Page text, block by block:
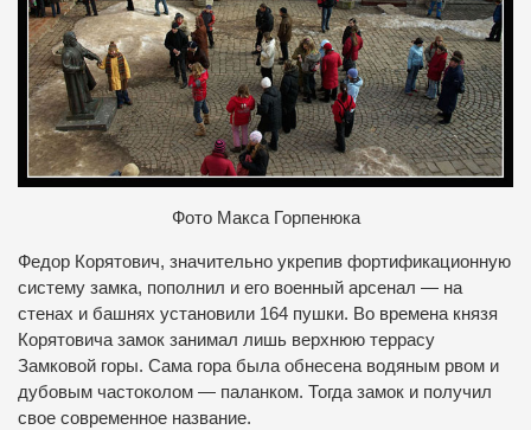
Фото Макса Горпенюка
Федор Корятович, значительно укрепив фортификационную
систему замка, пополнил и его военный арсенал — на
стенах и башнях установили 164 пушки. Во времена князя
Корятовича замок занимал лишь верхнюю террасу
Замковой горы. Сама гора была обнесена водяным рвом и
дубовым частоколом — паланком. Тогда замок и получил
свое современное название.